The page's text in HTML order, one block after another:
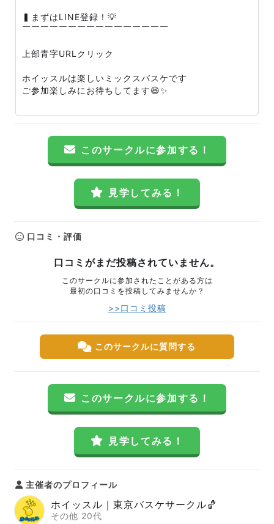
▍まずはLINE登録！💡
￣￣￣￣￣￣￣￣￣￣￣￣￣￣￣￣
上部青字URLクリック
ホイッスルは楽しいミックスバスケです
ご参加楽しみにお待ちしてます😆✨
このサークルに参加する！
見学してみる！
口コミ・評価
口コミがまだ投稿されていません。
このサークルに参加されたことがある方は
最初の口コミを投稿してみませんか？
>>口コミ投稿
このサークルに質問する
このサークルに参加する！
見学してみる！
主催者のプロフィール
ホイッスル｜東京バスケサークル🏀
その他 20代